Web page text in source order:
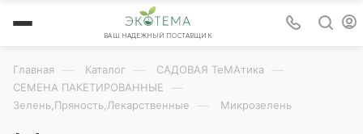
ВАШ НАДЕЖНЫЙ ПОСТАВЩИК
Главная — Каталог — САДОВАЯ ТеМАтика —
СЕМЕНА ПАКЕТИРОВАННЫЕ —
Зелень,Пряность,Лекарственные — Микрозелень